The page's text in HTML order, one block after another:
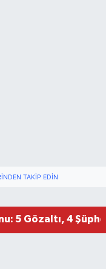
TAKIP EDIN
5 Gözaltı, 4